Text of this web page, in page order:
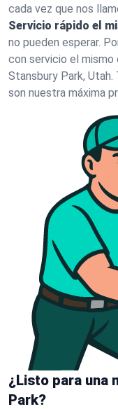
cada vez que nos
Servicio rápido el
no pueden esperar.
con servicio el
Stansbury Park,
son nuestra máxima
¿Listo para una
Park?